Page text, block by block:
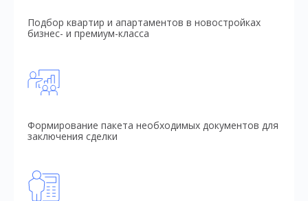
Подбор квартир и апартаментов в новостройках
бизнес- и премиум-класса
Формирование пакета необходимых документов для
заключения сделки